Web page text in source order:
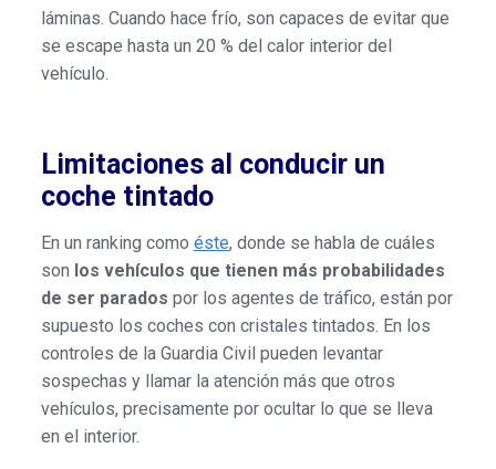
láminas. Cuando hace frío, son capaces de evitar que
se escape hasta un 20 % del calor interior del
vehículo.
Limitaciones al conducir un
coche tintado
En un ranking como éste, donde se habla de cuáles
son los vehículos que tienen más probabilidades
de ser parados por los agentes de tráfico, están por
supuesto los coches con cristales tintados. En los
controles de la Guardia Civil pueden levantar
sospechas y llamar la atención más que otros
vehículos, precisamente por ocultar lo que se lleva
en el interior.